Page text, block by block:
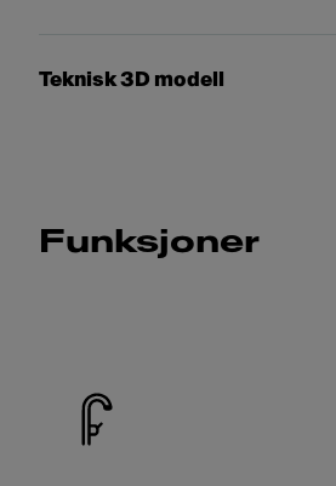
Teknisk 3D modell
Funksjoner